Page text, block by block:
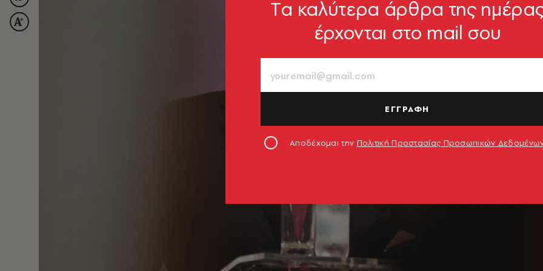
Tα καλύτερα άρθρα της
έρχονται στο mail σου
ΕΓΓΡΑΦΗ
Αποδέχομαι την Πολιτική Προστασίας Προσωπικών